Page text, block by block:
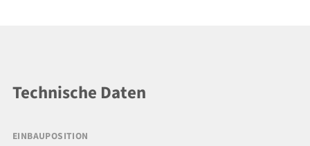
Technische Daten
EINBAUPOSITION